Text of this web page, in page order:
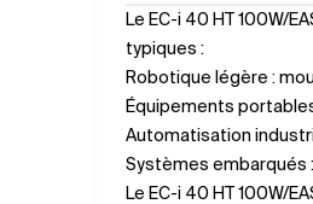
Le EC-i 40 HT 100W/
typiques :
Robotique légère :
Équipements
Automatisation
Systèmes embarqués
Le EC-i 40 HT 100W/